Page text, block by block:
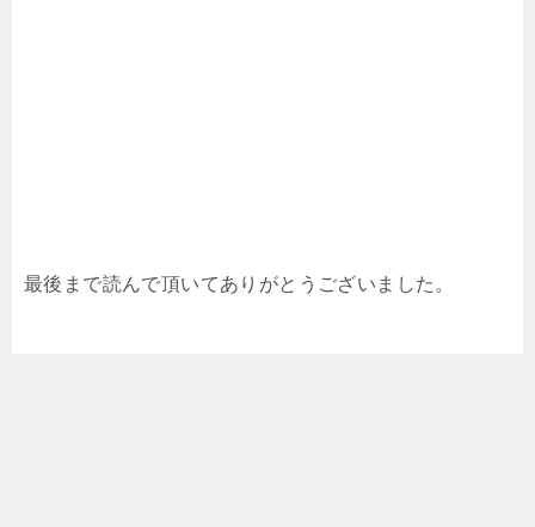
最後まで読んで頂いてありがとうございました。